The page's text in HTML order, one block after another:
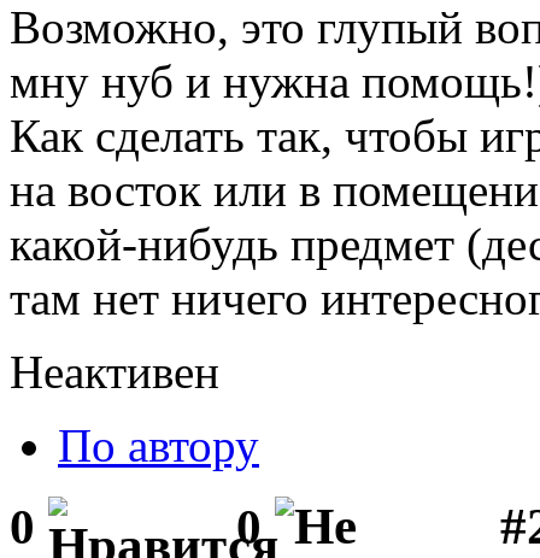
Возможно, это глупый
мну нуб и нужна
Как сделать так, чтобы
на восток или в
какой-нибудь предмет
там нет ничего
Неактивен
По автору
0 0